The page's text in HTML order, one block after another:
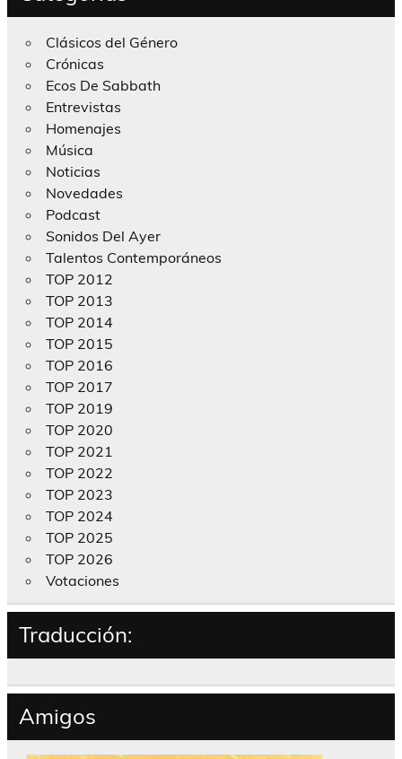
Clásicos del Género
Crónicas
Ecos De Sabbath
Entrevistas
Homenajes
Música
Noticias
Novedades
Podcast
Sonidos Del Ayer
Talentos Contemporáneos
TOP 2012
TOP 2013
TOP 2014
TOP 2015
TOP 2016
TOP 2017
TOP 2019
TOP 2020
TOP 2021
TOP 2022
TOP 2023
TOP 2024
TOP 2025
TOP 2026
Votaciones
Traducción:
Amigos